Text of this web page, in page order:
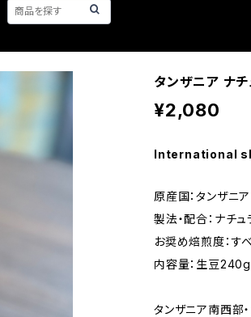
タンザニア ナ
¥2,080
International
原産国：タンザニア
製法・配合：ナチュ
お奨め焙煎度：す
内容量：生豆
タンザニア南西部